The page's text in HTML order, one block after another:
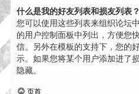
什么是我的好友列表和损友列表？
您可以使用这些列表来组织论坛
的用户控制面板中列出，方便您
信。另外在模板的支持下，您的
示。如果您将某个用户添加进了
隐藏。
页首